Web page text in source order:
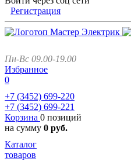
Регистрация
Пн-Вс 09.00-19.00
Избранное
0
+7 (3452) 699-220
+7 (3452) 699-221
Корзина 0 позиций
на сумму 0 руб.
Каталог
товаров